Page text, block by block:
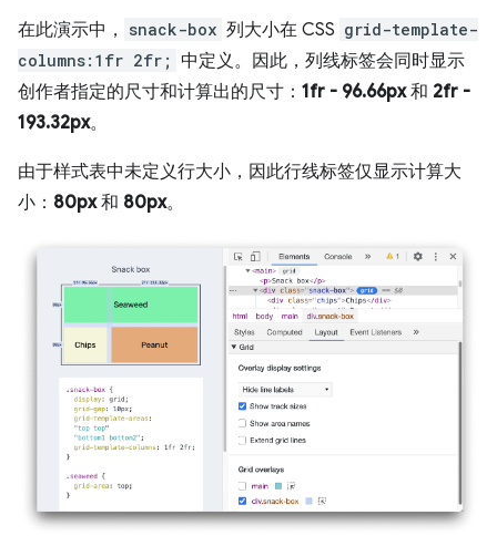
在此演示中， snack-box 列大小在 CSS grid-template-
columns:1fr 2fr; 中定义。因此，列线标签会同时显示
创作者指定的尺寸和计算出的尺寸： 1fr - 96.66px和 2fr -
193.32px。
由于样式表中未定义行大小，因此行线标签仅显示计算大
小： 80px和 80px。